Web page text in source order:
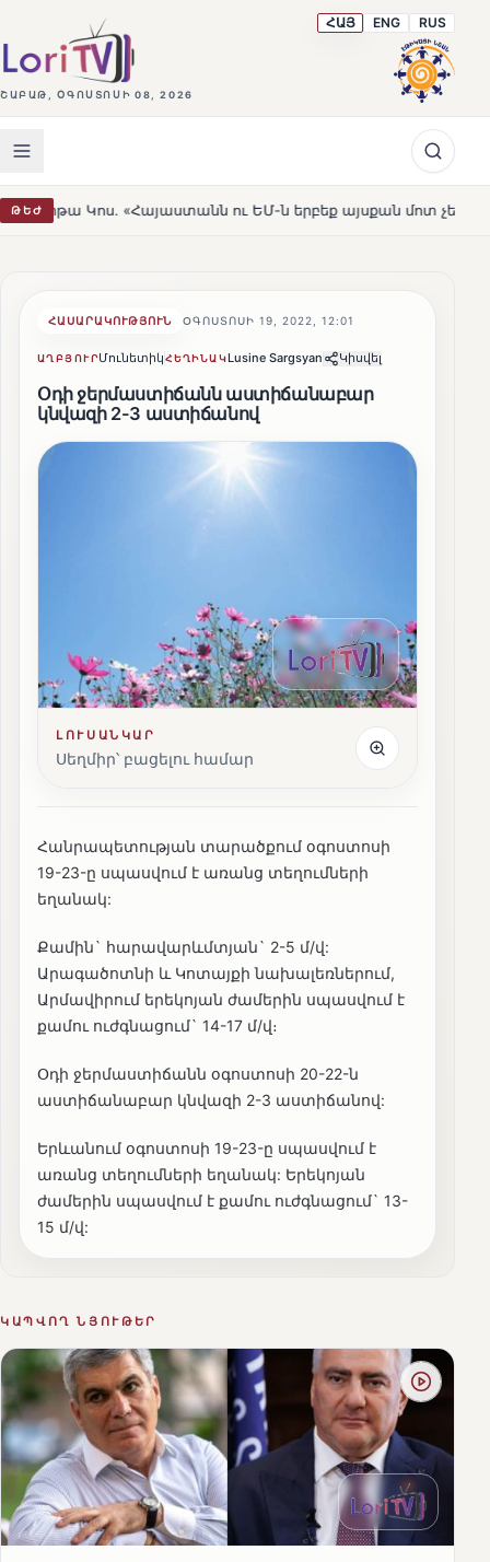
ՇԱԲԱԹ, ՕԳՈՍՏՈՍԻ 08, 2026
ՀԱՅ ENG RUS
ԹԵԺ
«Հայաստանն ու ԵՄ-ն երբեք այսքան մոտ չեն եղել» HOT
ՀԱՍԱՐԱԿՈՒԹՅՈՒՆ ՕԳՈՍՏՈՍԻ 19, 2022, 12:01
ԱՂԲՅՈՒՐՄունետիկՀԵՂԻՆԱԿLusine Sargsyan Կիսվել
Օդի ջերմաստիճանն աստիճանաբար
կնվազի 2-3 աստիճանով
ԼՈՒՍԱՆԿԱՐ
Սեղմիր՝ բացելու համար
Հանրապետության տարածքում օգոստոսի
19-23-ը սպասվում է առանց տեղումների
եղանակ:
Քամին` հարավարևմտյան` 2-5 մ/վ:
Արագածոտնի և Կոտայքի նախալեռներում,
Արմավիրում երեկոյան ժամերին սպասվում է
քամու ուժգնացում` 14-17 մ/վ։
Օդի ջերմաստիճանն օգոստոսի 20-22-ն
աստիճանաբար կնվազի 2-3 աստիճանով:
Երևանում օգոստոսի 19-23-ը սպասվում է
առանց տեղումների եղանակ: Երեկոյան
ժամերին սպասվում է քամու ուժգնացում` 13-
15 մ/վ:
ԿԱՊՎՈՂ ՆՅՈՒԹԵՐ